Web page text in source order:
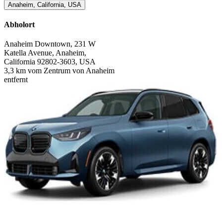
Anaheim, California, USA
Abholort
Anaheim Downtown, 231 W
Katella Avenue, Anaheim,
California 92802-3603, USA
3,3 km vom Zentrum von Anaheim
entfernt